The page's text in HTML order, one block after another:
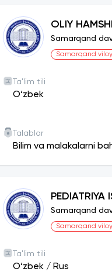
OLIY
Samarqand
Samarqand
Ta'lim tili
O‘zbek
Talablar
Bilim va malakalarni
PEDIATRIYA
Samarqand
Samarqand
Ta'lim tili
O‘zbek / Rus